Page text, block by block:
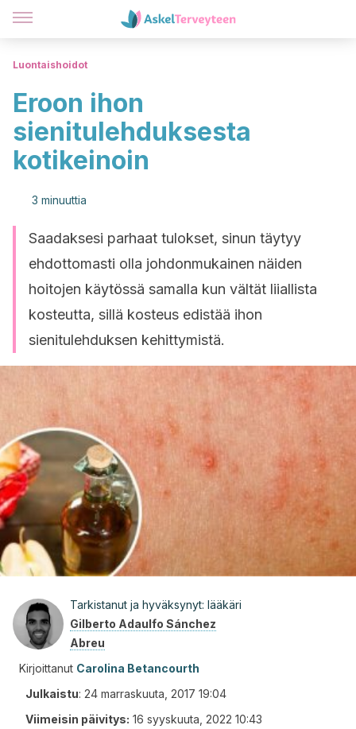
Luontaishoidot
Eroon ihon
sienitulehduksesta
kotikeinoin
3 minuuttia
Saadaksesi parhaat tulokset, sinun täytyy
ehdottomasti olla johdonmukainen näiden
hoitojen käytössä samalla kun vältät liiallista
kosteutta, sillä kosteus edistää ihon
sienitulehduksen kehittymistä.
Tarkistanut ja hyväksynyt: lääkäri
Gilberto Adaulfo Sánchez
Abreu
Kirjoittanut Carolina Betancourth
Julkaistu: 24 marraskuuta, 2017 19:04
Viimeisin päivitys: 16 syyskuuta, 2022 10:43